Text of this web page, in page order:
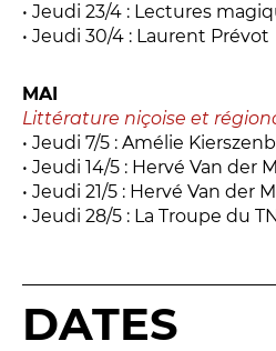
• Jeudi 23/4 : Lectures
• Jeudi 30/4 : Laurent Prévot
MAI
Littérature niçoise et
• Jeudi 7/5 : Amélie
• Jeudi 14/5 : Hervé Van der
• Jeudi 21/5 : Hervé Van der
• Jeudi 28/5 : La Troupe du
DATES